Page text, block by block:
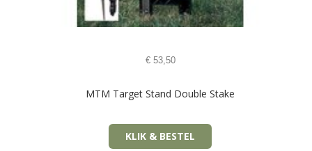
€53,50
MTM Target Stand Double Stake
KLIK & BESTEL